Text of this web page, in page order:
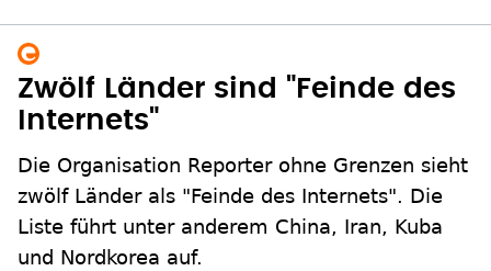
Zwölf Länder sind "Feinde des
Internets"
Die Organisation Reporter ohne Grenzen sieht
zwölf Länder als "Feinde des Internets". Die
Liste führt unter anderem China, Iran, Kuba
und Nordkorea auf.